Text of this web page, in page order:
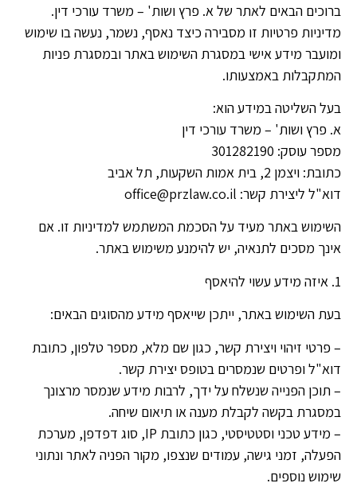
ברוכים הבאים לאתר של א. פרץ ושות' – משרד עורכי דין.
מדיניות פרטיות זו מסבירה כיצד נאסף, נשמר, נעשה בו שימוש
ומועבר מידע אישי במסגרת השימוש באתר ובמסגרת פניות
המתקבלות באמצעותו.
בעל השליטה במידע הוא:
א. פרץ ושות' – משרד עורכי דין
מספר עוסק: 301282190
כתובת: ויצמן 2, בית אמות השקעות, תל אביב
דוא"ל ליצירת קשר: office@przlaw.co.il
השימוש באתר מעיד על הסכמת המשתמש למדיניות זו. אם
אינך מסכים לתנאיה, יש להימנע משימוש באתר.
1. איזה מידע עשוי להיאסף
בעת השימוש באתר, ייתכן שייאסף מידע מהסוגים הבאים:
– פרטי זיהוי ויצירת קשר, כגון שם מלא, מספר טלפון, כתובת
דוא"ל ופרטים שנמסרים בטופס יצירת קשר.
– תוכן הפנייה שנשלח על ידך, לרבות מידע שנמסר מרצונך
במסגרת בקשה לקבלת מענה או תיאום שיחה.
– מידע טכני וסטטיסטי, כגון כתובת IP, סוג דפדפן, מערכת
הפעלה, זמני גישה, עמודים שנצפו, מקור הפניה לאתר ונתוני
שימוש נוספים.